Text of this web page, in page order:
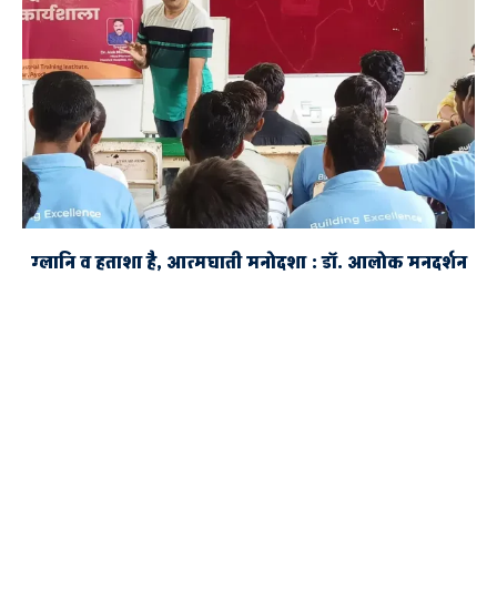
ग्लानि व हताशा है, आत्मघाती मनोदशा : डॉ. आलोक मनदर्शन